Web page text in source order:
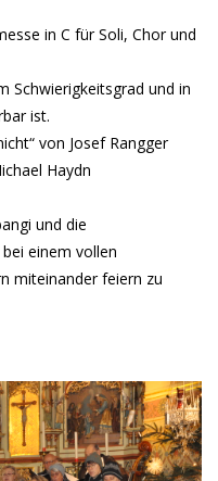
in C für Soli, Chor und
Schwierigkeitsgrad und in
ist.
von Josef Rangger
Haydn
und die
einem vollen
miteinander feiern zu